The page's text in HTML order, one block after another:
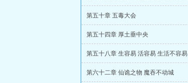
第五十章 五毒大会
第五十四章 厚土垂中央
第五十八章 生容易 活容易 生活不容易
第六十二章 仙诡之物 魔吞不动城